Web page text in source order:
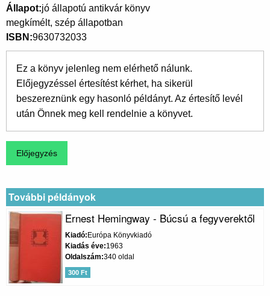
Állapot jó állapotú antikvár könyv
megkímélt, szép állapotban
ISBN 9630732033
Ez a könyv jelenleg nem elérhető nálunk.
Előjegyzéssel értesítést kérhet, ha sikerül
beszereznünk egy hasonló példányt. Az értesítő levél
után Önnek meg kell rendelnie a könyvet.
További példányok
Ernest Hemingway - Búcsú a fegyverektől
Kiadó Európa Könyvkiadó
Kiadás éve 1963
Oldalszám 340 oldal
300 Ft